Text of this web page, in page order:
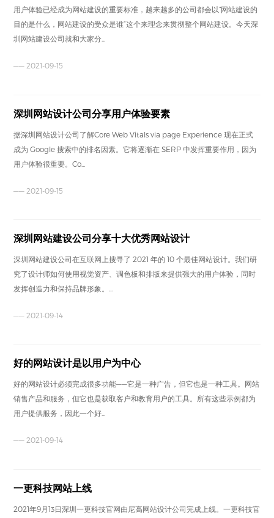
用户体验已经成为网站建设的重要标准，越来越多的公司都会以“网站建设的
目的是什么，网站建设的受众是谁”这个来理念来贯彻整个网站建设。今天深
圳网站建设公司就和大家分...
—— 2021-09-15
深圳网站设计公司分享用户体验要素
据深圳网站设计公司了解Core Web Vitals via page Experience 现在正式
成为 Google 搜索中的排名因素。它将逐渐在 SERP 中发挥重要作用，因为
用户体验很重要。Co...
—— 2021-09-15
深圳网站建设公司分享十大优秀网站设计
深圳网站建设公司在互联网上搜寻了 2021 年的 10 个最佳网站设计。我们研
究了设计师如何使用视觉资产、调色板和排版来提供强大的用户体验，同时
发挥创造力和保持品牌形象。...
—— 2021-09-14
好的网站设计是以用户为中心
好的网站设计必须完成很多功能——它是一种广告，但它也是一种工具。网站
销售产品和服务，但它也是获取客户和教育用户的工具。所有这些示例都为
用户提供服务，因此一个好...
—— 2021-09-14
一更科技网站上线
2021年9月13日深圳一更科技官网由尼高网站设计公司完成上线。一更科技官